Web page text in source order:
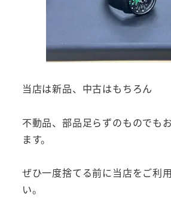
当店は新品、中古はもちろん
不動品、部品足らずのものでも
ます。
ぜひ一度捨てる前に当店をご利
い。